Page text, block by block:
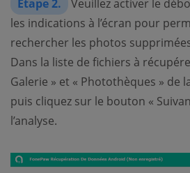
Étape 2.
Veuillez activer le
les indications à l’écran pour
rechercher les photos
Dans la liste de fichiers à
Galerie » et « Photothèques » de
puis cliquez sur le bouton «
l’analyse.